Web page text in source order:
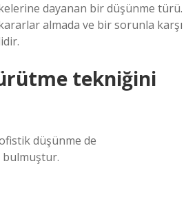
dayanan bir düşünme türü.
almada ve bir sorunla karşı
tekniğini
düşünme de
bulmuştur.